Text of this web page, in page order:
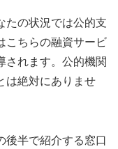
たの状況では公的支
こちらの融資サービ
されます。公的機関
は絶対にありませ
後半で紹介する窓口